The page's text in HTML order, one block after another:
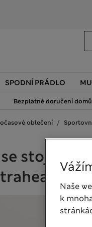
SPODNÍ PRÁDLO
Bezplatné doručení
oblečení
Naše
k